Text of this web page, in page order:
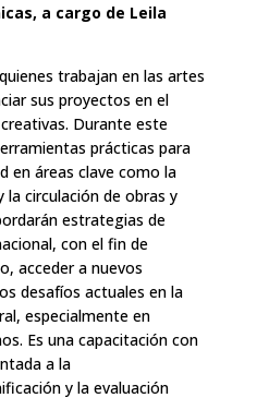
a cargo de Leila
trabajan en las artes
sus proyectos en el
Durante este
prácticas para
en áreas clave como la
la circulación de obras y
estrategias de
con el fin de
acceder a nuevos
desafíos actuales en la
especialmente en
Es una capacitación con
a la
y la evaluación